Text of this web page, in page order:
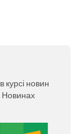
курсі новин
Новинах